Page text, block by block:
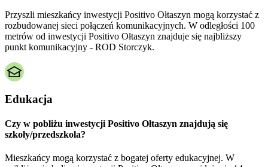
Przyszli mieszkańcy inwestycji Positivo Ołtaszyn mogą korzystać z
rozbudowanej sieci połączeń komunikacyjnych. W odległości 100
metrów od inwestycji Positivo Ołtaszyn znajduje się najbliższy
punkt komunikacyjny - ROD Storczyk.
Edukacja
Czy w pobliżu inwestycji Positivo Ołtaszyn znajdują się
szkoły/przedszkola?
Mieszkańcy mogą korzystać z bogatej oferty edukacyjnej. W